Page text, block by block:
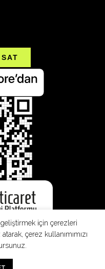
için çerezleri
çerez kullanımımızı